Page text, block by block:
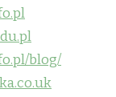
blog/